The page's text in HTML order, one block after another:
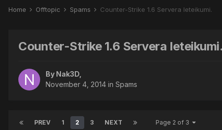
Home Offtopic Spams Counter-Strike 1.6 Servera Ieteikumi.
Counter-Strike 1.6 Servera Ieteikumi.
By Nak3D
November 4, 2014 in Spams
PREV 1 2 3 NEXT Page 2 of 3